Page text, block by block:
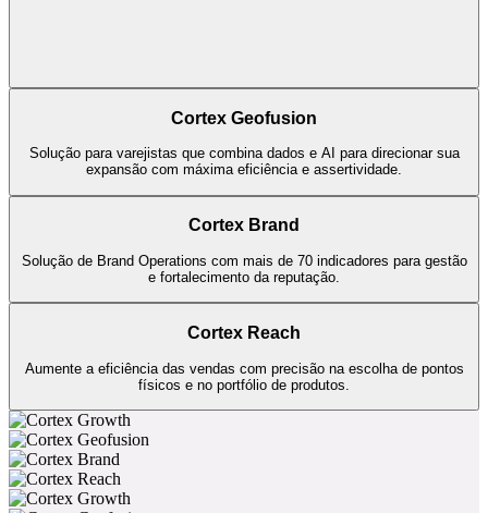
Solução para varejistas que combina dados e AI para direcionar sua
Solução de Brand Operations com mais de 70 indicadores para gestão
Aumente a eficiência das vendas com precisão na escolha de pontos